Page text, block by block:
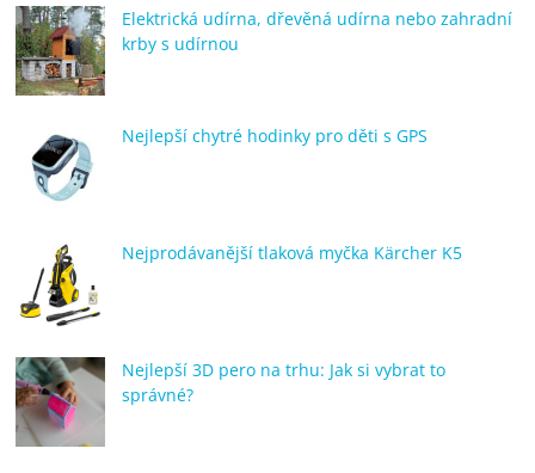
Elektrická udírna, dřevěná udírna nebo zahradní
krby s udírnou
Nejlepší chytré hodinky pro děti s GPS
Nejprodávanější tlaková myčka Kärcher K5
Nejlepší 3D pero na trhu: Jak si vybrat to
správné?